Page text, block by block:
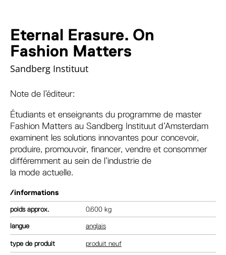
Eternal Erasure. On
Fashion Matters
Sandberg Instituut
Note de l’éditeur:
Étudiants et enseignants du programme de master
Fashion Matters au Sandberg Instituut d’Amsterdam
examinent les solutions innovantes pour concevoir,
produire, promouvoir, financer, vendre et consommer
différemment au sein de l’industrie de
la mode actuelle.
/informations
poids 0.600 kg
langue anglais
type de produit produit neuf